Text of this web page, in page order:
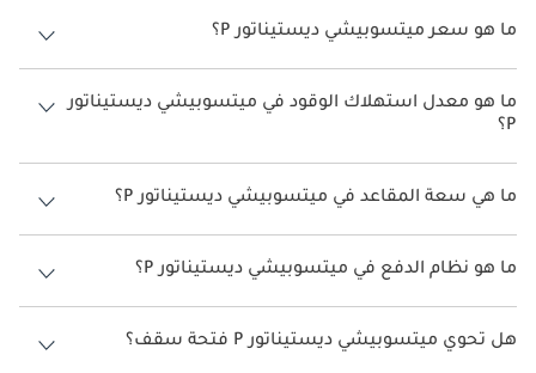
ما هو سعر ميتسوبيشي ديستيناتور P؟
سعر ميتسوبيشي ديستيناتور P هو درهم 97,900.
ما هو معدل استهلاك الوقود في ميتسوبيشي ديستيناتور
P؟
يبلغ معدل استهلاك الوقود المقترح من الشركة المصنعة لسيارة
ميتسوبيشي ديستيناتور 2026 من 10 كم/ليتر.
ما هي سعة المقاعد في ميتسوبيشي ديستيناتور P؟
تتسع ميتسوبيشي ديستيناتور P لأ 7 أشخاص.
ما هو نظام الدفع في ميتسوبيشي ديستيناتور P؟
نظام الدفع في ميتسوبيشي ديستيناتور Front Wheel Drive P.
هل تحوي ميتسوبيشي ديستيناتور P فتحة سقف؟